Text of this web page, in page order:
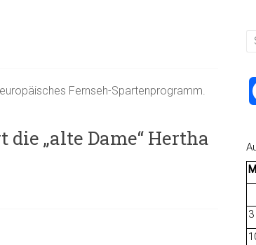
Fernseh-Spartenprogramm.
„alte Dame“ Hertha
M
3